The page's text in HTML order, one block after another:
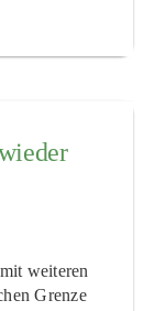
weiteren
Grenze